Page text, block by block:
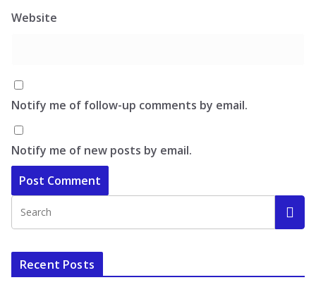
Website
Notify me of follow-up comments by email.
Notify me of new posts by email.
Recent Posts